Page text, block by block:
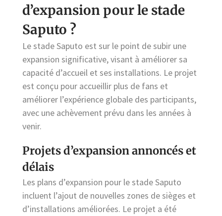
d’expansion pour le stade
Saputo ?
Le stade Saputo est sur le point de subir une
expansion significative, visant à améliorer sa
capacité d’accueil et ses installations. Le projet
est conçu pour accueillir plus de fans et
améliorer l’expérience globale des participants,
avec une achèvement prévu dans les années à
venir.
Projets d’expansion annoncés et
délais
Les plans d’expansion pour le stade Saputo
incluent l’ajout de nouvelles zones de sièges et
d’installations améliorées. Le projet a été